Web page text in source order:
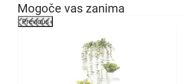
Mogoče vas zanima
Previous